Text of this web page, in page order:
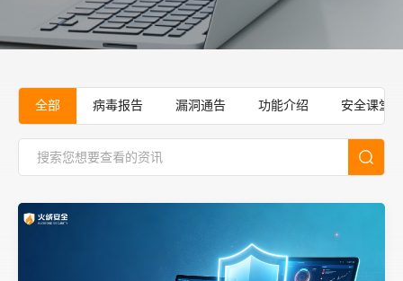
全部 病毒报告 漏洞通告 功能介绍 安全课堂